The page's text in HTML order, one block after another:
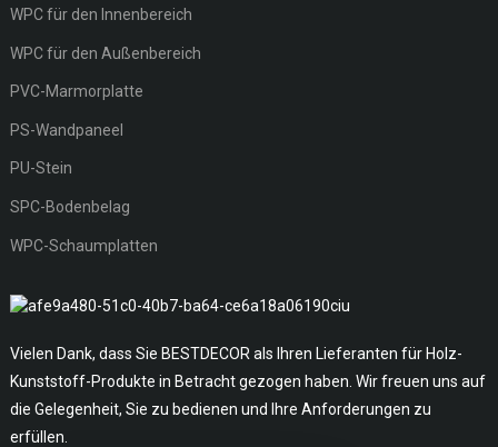
WPC für den Innenbereich
WPC für den Außenbereich
PVC-Marmorplatte
PS-Wandpaneel
PU-Stein
SPC-Bodenbelag
WPC-Schaumplatten
Vielen Dank, dass Sie BESTDECOR als Ihren Lieferanten für Holz-
Kunststoff-Produkte in Betracht gezogen haben. Wir freuen uns auf
die Gelegenheit, Sie zu bedienen und Ihre Anforderungen zu
erfüllen.